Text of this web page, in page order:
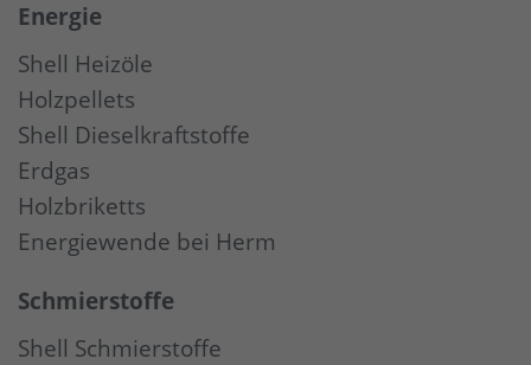
Energie
Shell Heizöle
Holzpellets
Shell Dieselkraftstoffe
Erdgas
Holzbriketts
Energiewende bei Herm
Schmierstoffe
Shell Schmierstoffe